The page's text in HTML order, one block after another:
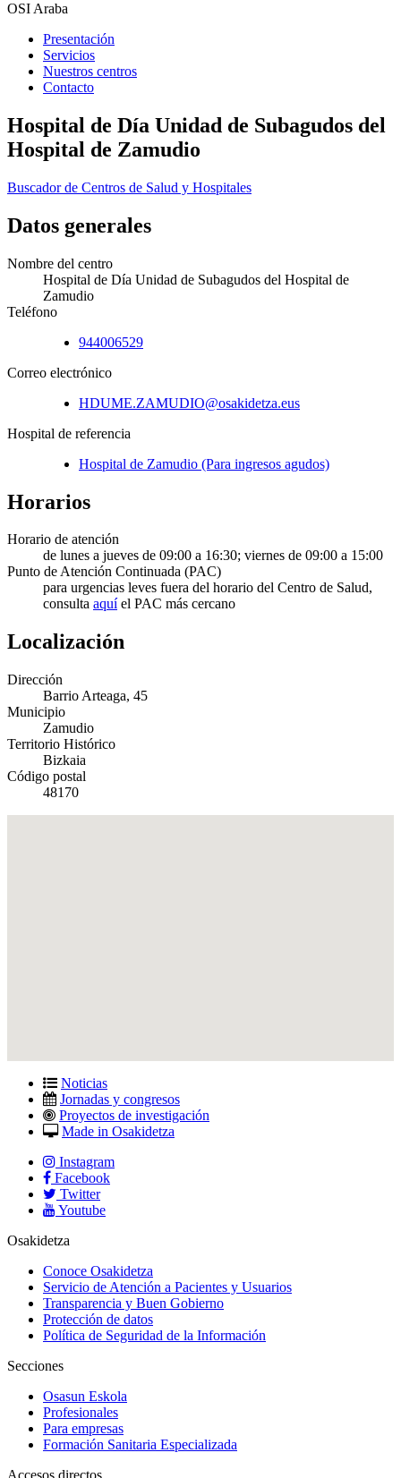
OSI Araba
Presentación
Servicios
Nuestros centros
Contacto
Hospital de Día Unidad de Subagudos del
Hospital de Zamudio
Buscador de Centros de Salud y Hospitales
Datos generales
Nombre del centro
Hospital de Día Unidad de Subagudos del Hospital de
Zamudio
Teléfono
944006529
Correo electrónico
HDUME.ZAMUDIO@osakidetza.eus
Hospital de referencia
Hospital de Zamudio (Para ingresos agudos)
Horarios
Horario de atención
de lunes a jueves de 09:00 a 16:30; viernes de 09:00 a 15:00
Punto de Atención Continuada (PAC)
para urgencias leves fuera del horario del Centro de Salud,
consulta aquíel PAC más cercano
Localización
Dirección
Barrio Arteaga, 45
Municipio
Zamudio
Territorio Histórico
Bizkaia
Código postal
48170
Noticias
Jornadas y congresos
Proyectos de investigación
Made in Osakidetza
Instagram
Facebook
Twitter
Youtube
Osakidetza
Conoce Osakidetza
Servicio de Atención a Pacientes y Usuarios
Transparencia y Buen Gobierno
Protección de datos
Política de Seguridad de la Información
Secciones
Osasun Eskola
Profesionales
Para empresas
Formación Sanitaria Especializada